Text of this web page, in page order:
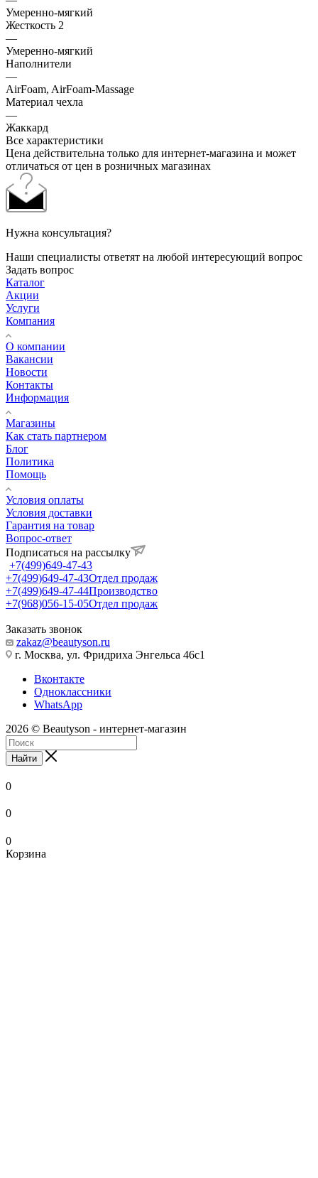
Умеренно-мягкий
Жесткость 2
—
Умеренно-мягкий
Наполнители
—
AirFoam, AirFoam-Massage
Материал чехла
—
Жаккард
Все характеристики
Цена действительна только для интернет-магазина и может
отличаться от цен в розничных магазинах
Нужна консультация?
Наши специалисты ответят на любой интересующий вопрос
Задать вопрос
Каталог
Акции
Услуги
Компания
О компании
Вакансии
Новости
Контакты
Информация
Магазины
Как стать партнером
Блог
Политика
Помощь
Условия оплаты
Условия доставки
Гарантия на товар
Вопрос-ответ
Подписаться на рассылку
+7(499)649-47-43
+7(499)649-47-43Отдел продаж
+7(499)649-47-44Производство
+7(968)056-15-05Отдел продаж
Заказать звонок
zakaz@beautyson.ru
г. Москва, ул. Фридриха Энгельса 46с1
Вконтакте
Одноклассники
WhatsApp
2026 © Beautyson - интернет-магазин
Найти
0
0
0
Корзина